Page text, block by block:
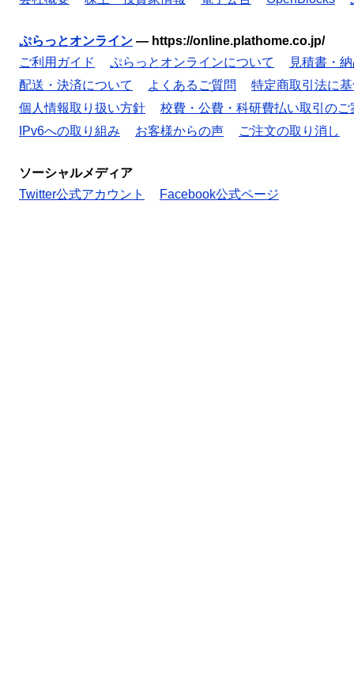
ぷらっとオンライン — https://online.plathome.co.jp/
ご利用ガイド
ぷらっとオンラインについて
見積書・
配送・決済について
よくあるご質問
特定商取引法に
個人情報取り扱い方針
校費・公費・科研費払い取引のご
IPv6への取り組み
お客様からの声 ご注文の取り消し
ソーシャルメディア
Twitter公式アカウント
Facebook公式ページ